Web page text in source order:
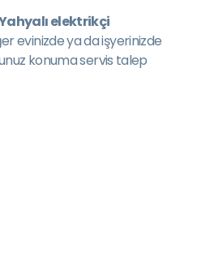
elektrikçi
evinizde ya da işyerinizde
konuma servis talep